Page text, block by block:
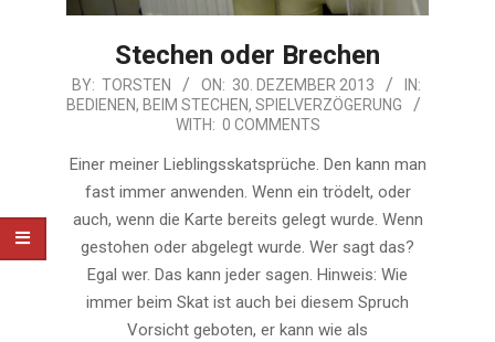
Stechen oder Brechen
2013-
12-
BY: TORSTEN ON: 30. DEZEMBER 2013
IN:
BEDIENEN, BEIM STECHEN, SPIELVERZÖGERUNG
WITH: 0 COMMENTS
Einer meiner Lieblingsskatsprüche. Den kann man
fast immer anwenden. Wenn ein trödelt, oder
auch, wenn die Karte bereits gelegt wurde. Wenn
gestohen oder abgelegt wurde. Wer sagt das?
Egal wer. Das kann jeder sagen. Hinweis: Wie
immer beim Skat ist auch bei diesem Spruch
Vorsicht geboten, er kann wie als